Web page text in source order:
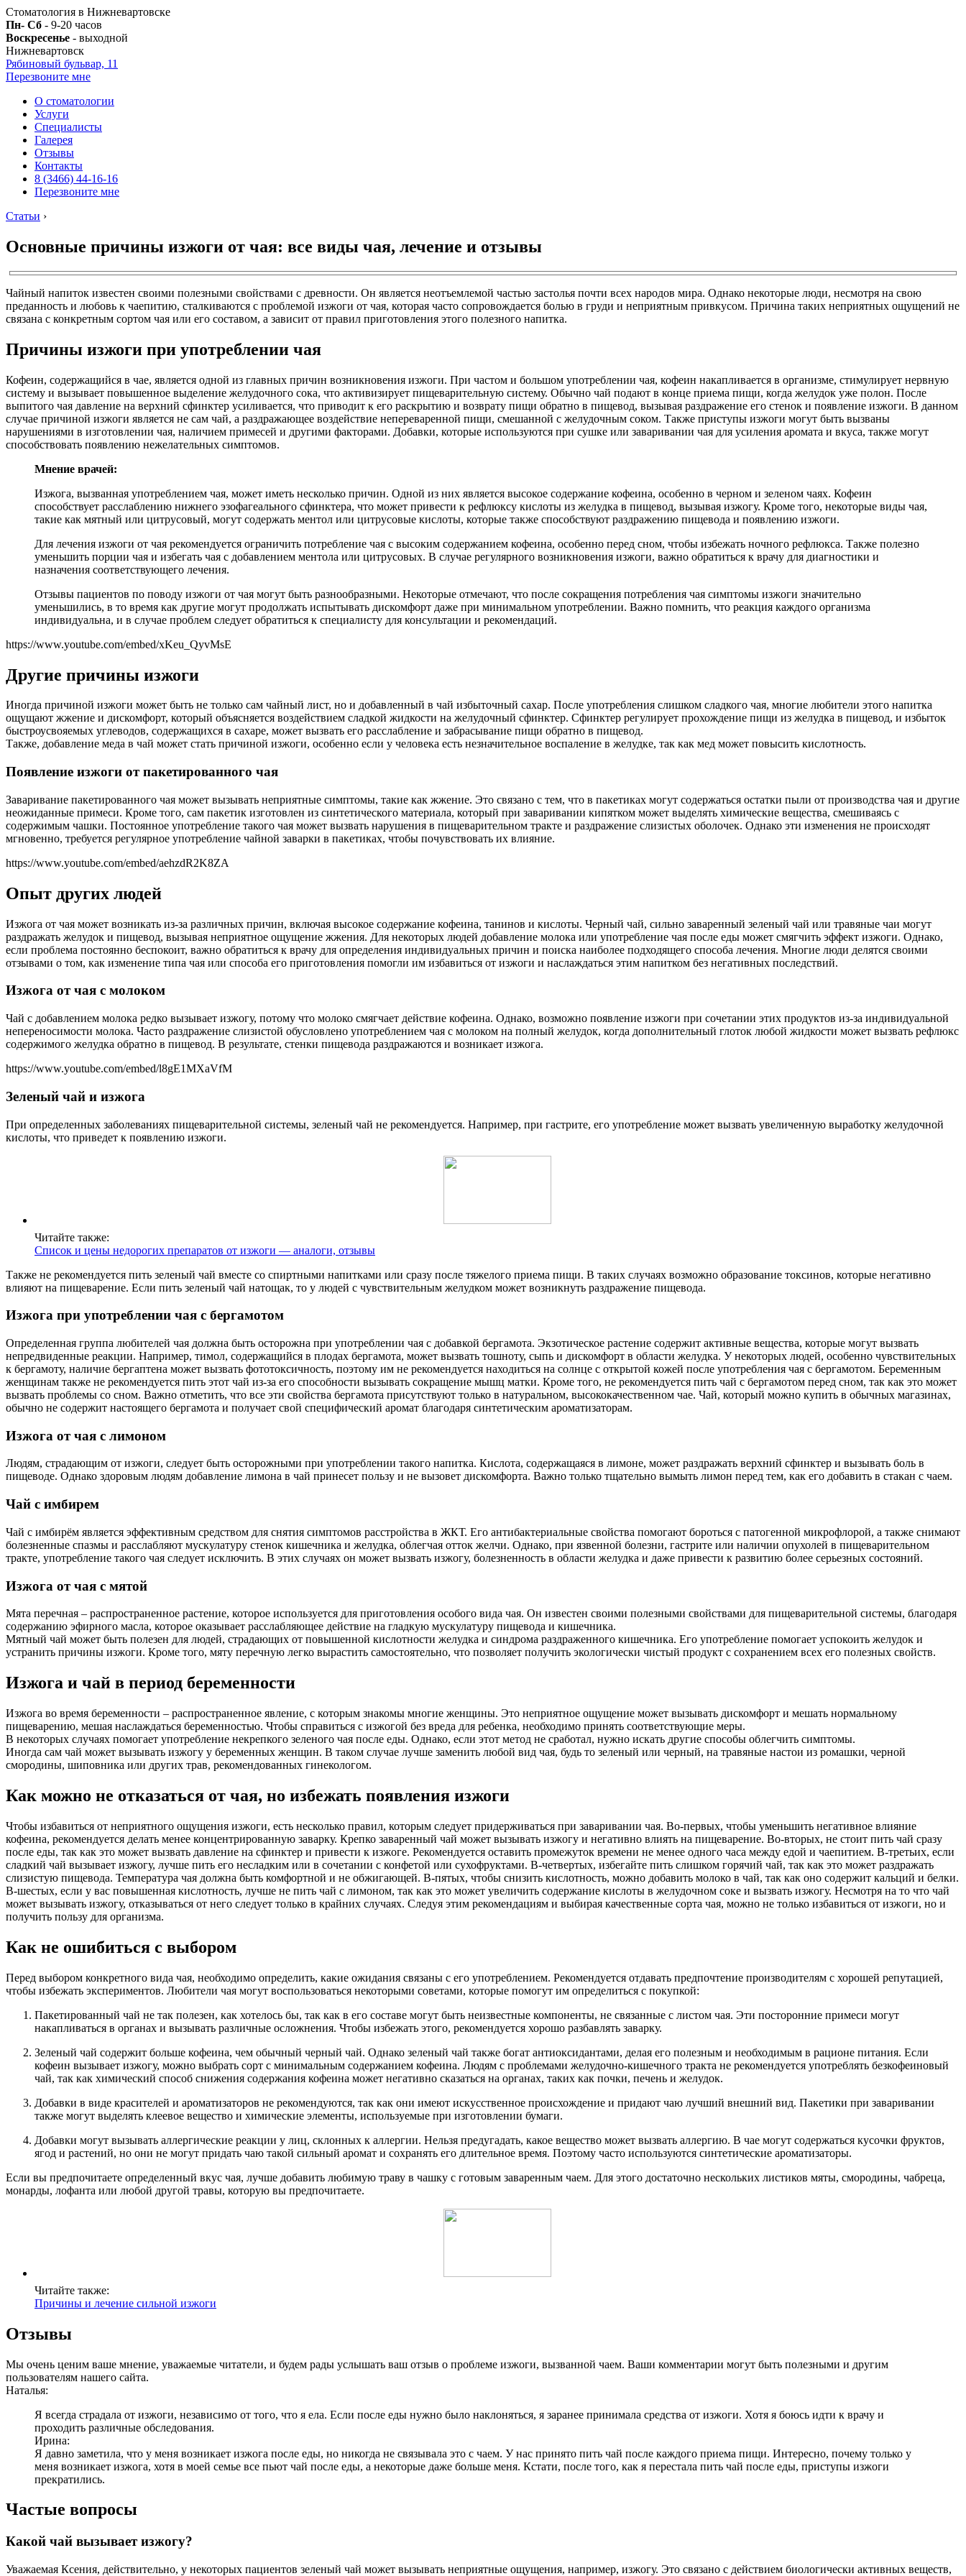
Стоматология в Нижневартовске
Пн- Сб - 9-20 часов
Воскресенье - выходной
Нижневартовск
Рябиновый бульвар, 11
Перезвоните мне
О стоматологии
Услуги
Специалисты
Галерея
Отзывы
Контакты
8 (3466) 44-16-16
Перезвоните мне
Статьи ›
Основные причины изжоги от чая: все виды чая, лечение и отзывы
Чайный напиток известен своими полезными свойствами с древности. Он является неотъемлемой частью застолья почти всех народов мира. Однако некоторые люди, несмотря на свою
преданность и любовь к чаепитию, сталкиваются с проблемой изжоги от чая, которая часто сопровождается болью в груди и неприятным привкусом. Причина таких неприятных ощущений не
связана с конкретным сортом чая или его составом, а зависит от правил приготовления этого полезного напитка.
Причины изжоги при употреблении чая
Кофеин, содержащийся в чае, является одной из главных причин возникновения изжоги. При частом и большом употреблении чая, кофеин накапливается в организме, стимулирует нервную
систему и вызывает повышенное выделение желудочного сока, что активизирует пищеварительную систему. Обычно чай подают в конце приема пищи, когда желудок уже полон. После
выпитого чая давление на верхний сфинктер усиливается, что приводит к его раскрытию и возврату пищи обратно в пищевод, вызывая раздражение его стенок и появление изжоги. В данном
случае причиной изжоги является не сам чай, а раздражающее воздействие непереваренной пищи, смешанной с желудочным соком. Также приступы изжоги могут быть вызваны
нарушениями в изготовлении чая, наличием примесей и другими факторами. Добавки, которые используются при сушке или заваривании чая для усиления аромата и вкуса, также могут
способствовать появлению нежелательных симптомов.
Мнение врачей:
Изжога, вызванная употреблением чая, может иметь несколько причин. Одной из них является высокое содержание кофеина, особенно в черном и зеленом чаях. Кофеин
способствует расслаблению нижнего эзофагеального сфинктера, что может привести к рефлюксу кислоты из желудка в пищевод, вызывая изжогу. Кроме того, некоторые виды чая,
такие как мятный или цитрусовый, могут содержать ментол или цитрусовые кислоты, которые также способствуют раздражению пищевода и появлению изжоги.
Для лечения изжоги от чая рекомендуется ограничить потребление чая с высоким содержанием кофеина, особенно перед сном, чтобы избежать ночного рефлюкса. Также полезно
уменьшить порции чая и избегать чая с добавлением ментола или цитрусовых. В случае регулярного возникновения изжоги, важно обратиться к врачу для диагностики и
назначения соответствующего лечения.
Отзывы пациентов по поводу изжоги от чая могут быть разнообразными. Некоторые отмечают, что после сокращения потребления чая симптомы изжоги значительно
уменьшились, в то время как другие могут продолжать испытывать дискомфорт даже при минимальном употреблении. Важно помнить, что реакция каждого организма
индивидуальна, и в случае проблем следует обратиться к специалисту для консультации и рекомендаций.
https://www.youtube.com/embed/xKeu_QyvMsE
Другие причины изжоги
Иногда причиной изжоги может быть не только сам чайный лист, но и добавленный в чай избыточный сахар. После употребления слишком сладкого чая, многие любители этого напитка
ощущают жжение и дискомфорт, который объясняется воздействием сладкой жидкости на желудочный сфинктер. Сфинктер регулирует прохождение пищи из желудка в пищевод, и избыток
быстроусвояемых углеводов, содержащихся в сахаре, может вызвать его расслабление и забрасывание пищи обратно в пищевод.
Также, добавление меда в чай может стать причиной изжоги, особенно если у человека есть незначительное воспаление в желудке, так как мед может повысить кислотность.
Появление изжоги от пакетированного чая
Заваривание пакетированного чая может вызывать неприятные симптомы, такие как жжение. Это связано с тем, что в пакетиках могут содержаться остатки пыли от производства чая и другие
неожиданные примеси. Кроме того, сам пакетик изготовлен из синтетического материала, который при заваривании кипятком может выделять химические вещества, смешиваясь с
содержимым чашки. Постоянное употребление такого чая может вызвать нарушения в пищеварительном тракте и раздражение слизистых оболочек. Однако эти изменения не происходят
мгновенно, требуется регулярное употребление чайной заварки в пакетиках, чтобы почувствовать их влияние.
https://www.youtube.com/embed/aehzdR2K8ZA
Опыт других людей
Изжога от чая может возникать из-за различных причин, включая высокое содержание кофеина, танинов и кислоты. Черный чай, сильно заваренный зеленый чай или травяные чаи могут
раздражать желудок и пищевод, вызывая неприятное ощущение жжения. Для некоторых людей добавление молока или употребление чая после еды может смягчить эффект изжоги. Однако,
если проблема постоянно беспокоит, важно обратиться к врачу для определения индивидуальных причин и поиска наиболее подходящего способа лечения. Многие люди делятся своими
отзывами о том, как изменение типа чая или способа его приготовления помогли им избавиться от изжоги и наслаждаться этим напитком без негативных последствий.
Изжога от чая с молоком
Чай с добавлением молока редко вызывает изжогу, потому что молоко смягчает действие кофеина. Однако, возможно появление изжоги при сочетании этих продуктов из-за индивидуальной
непереносимости молока. Часто раздражение слизистой обусловлено употреблением чая с молоком на полный желудок, когда дополнительный глоток любой жидкости может вызвать рефлюкс
содержимого желудка обратно в пищевод. В результате, стенки пищевода раздражаются и возникает изжога.
https://www.youtube.com/embed/l8gE1MXaVfM
Зеленый чай и изжога
При определенных заболеваниях пищеварительной системы, зеленый чай не рекомендуется. Например, при гастрите, его употребление может вызвать увеличенную выработку желудочной
кислоты, что приведет к появлению изжоги.
Читайте также:
Список и цены недорогих препаратов от изжоги — аналоги, отзывы
Также не рекомендуется пить зеленый чай вместе со спиртными напитками или сразу после тяжелого приема пищи. В таких случаях возможно образование токсинов, которые негативно
влияют на пищеварение. Если пить зеленый чай натощак, то у людей с чувствительным желудком может возникнуть раздражение пищевода.
Изжога при употреблении чая с бергамотом
Определенная группа любителей чая должна быть осторожна при употреблении чая с добавкой бергамота. Экзотическое растение содержит активные вещества, которые могут вызвать
непредвиденные реакции. Например, тимол, содержащийся в плодах бергамота, может вызвать тошноту, сыпь и дискомфорт в области желудка. У некоторых людей, особенно чувствительных
к бергамоту, наличие бергаптена может вызвать фототоксичность, поэтому им не рекомендуется находиться на солнце с открытой кожей после употребления чая с бергамотом. Беременным
женщинам также не рекомендуется пить этот чай из-за его способности вызывать сокращение мышц матки. Кроме того, не рекомендуется пить чай с бергамотом перед сном, так как это может
вызвать проблемы со сном. Важно отметить, что все эти свойства бергамота присутствуют только в натуральном, высококачественном чае. Чай, который можно купить в обычных магазинах,
обычно не содержит настоящего бергамота и получает свой специфический аромат благодаря синтетическим ароматизаторам.
Изжога от чая с лимоном
Людям, страдающим от изжоги, следует быть осторожными при употреблении такого напитка. Кислота, содержащаяся в лимоне, может раздражать верхний сфинктер и вызывать боль в
пищеводе. Однако здоровым людям добавление лимона в чай принесет пользу и не вызовет дискомфорта. Важно только тщательно вымыть лимон перед тем, как его добавить в стакан с чаем.
Чай с имбирем
Чай с имбирём является эффективным средством для снятия симптомов расстройства в ЖКТ. Его антибактериальные свойства помогают бороться с патогенной микрофлорой, а также снимают
болезненные спазмы и расслабляют мускулатуру стенок кишечника и желудка, облегчая отток желчи. Однако, при язвенной болезни, гастрите или наличии опухолей в пищеварительном
тракте, употребление такого чая следует исключить. В этих случаях он может вызвать изжогу, болезненность в области желудка и даже привести к развитию более серьезных состояний.
Изжога от чая с мятой
Мята перечная – распространенное растение, которое используется для приготовления особого вида чая. Он известен своими полезными свойствами для пищеварительной системы, благодаря
содержанию эфирного масла, которое оказывает расслабляющее действие на гладкую мускулатуру пищевода и кишечника.
Мятный чай может быть полезен для людей, страдающих от повышенной кислотности желудка и синдрома раздраженного кишечника. Его употребление помогает успокоить желудок и
устранить причины изжоги. Кроме того, мяту перечную легко вырастить самостоятельно, что позволяет получить экологически чистый продукт с сохранением всех его полезных свойств.
Изжога и чай в период беременности
Изжога во время беременности – распространенное явление, с которым знакомы многие женщины. Это неприятное ощущение может вызывать дискомфорт и мешать нормальному
пищеварению, мешая наслаждаться беременностью. Чтобы справиться с изжогой без вреда для ребенка, необходимо принять соответствующие меры.
В некоторых случаях помогает употребление некрепкого зеленого чая после еды. Однако, если этот метод не сработал, нужно искать другие способы облегчить симптомы.
Иногда сам чай может вызывать изжогу у беременных женщин. В таком случае лучше заменить любой вид чая, будь то зеленый или черный, на травяные настои из ромашки, черной
смородины, шиповника или других трав, рекомендованных гинекологом.
Как можно не отказаться от чая, но избежать появления изжоги
Чтобы избавиться от неприятного ощущения изжоги, есть несколько правил, которым следует придерживаться при заваривании чая. Во-первых, чтобы уменьшить негативное влияние
кофеина, рекомендуется делать менее концентрированную заварку. Крепко заваренный чай может вызывать изжогу и негативно влиять на пищеварение. Во-вторых, не стоит пить чай сразу
после еды, так как это может вызвать давление на сфинктер и привести к изжоге. Рекомендуется оставить промежуток времени не менее одного часа между едой и чаепитием. В-третьих, если
сладкий чай вызывает изжогу, лучше пить его несладким или в сочетании с конфетой или сухофруктами. В-четвертых, избегайте пить слишком горячий чай, так как это может раздражать
слизистую пищевода. Температура чая должна быть комфортной и не обжигающей. В-пятых, чтобы снизить кислотность, можно добавить молоко в чай, так как оно содержит кальций и белки.
В-шестых, если у вас повышенная кислотность, лучше не пить чай с лимоном, так как это может увеличить содержание кислоты в желудочном соке и вызвать изжогу. Несмотря на то что чай
может вызывать изжогу, отказываться от него следует только в крайних случаях. Следуя этим рекомендациям и выбирая качественные сорта чая, можно не только избавиться от изжоги, но и
получить пользу для организма.
Как не ошибиться с выбором
Перед выбором конкретного вида чая, необходимо определить, какие ожидания связаны с его употреблением. Рекомендуется отдавать предпочтение производителям с хорошей репутацией,
чтобы избежать экспериментов. Любители чая могут воспользоваться некоторыми советами, которые помогут им определиться с покупкой:
Пакетированный чай не так полезен, как хотелось бы, так как в его составе могут быть неизвестные компоненты, не связанные с листом чая. Эти посторонние примеси могут
накапливаться в органах и вызывать различные осложнения. Чтобы избежать этого, рекомендуется хорошо разбавлять заварку.
Зеленый чай содержит больше кофеина, чем обычный черный чай. Однако зеленый чай также богат антиоксидантами, делая его полезным и необходимым в рационе питания. Если
кофеин вызывает изжогу, можно выбрать сорт с минимальным содержанием кофеина. Людям с проблемами желудочно-кишечного тракта не рекомендуется употреблять безкофеиновый
чай, так как химический способ снижения содержания кофеина может негативно сказаться на органах, таких как почки, печень и желудок.
Добавки в виде красителей и ароматизаторов не рекомендуются, так как они имеют искусственное происхождение и придают чаю лучший внешний вид. Пакетики при заваривании
также могут выделять клеевое вещество и химические элементы, используемые при изготовлении бумаги.
Добавки могут вызывать аллергические реакции у лиц, склонных к аллергии. Нельзя предугадать, какое вещество может вызвать аллергию. В чае могут содержаться кусочки фруктов,
ягод и растений, но они не могут придать чаю такой сильный аромат и сохранять его длительное время. Поэтому часто используются синтетические ароматизаторы.
Если вы предпочитаете определенный вкус чая, лучше добавить любимую траву в чашку с готовым заваренным чаем. Для этого достаточно нескольких листиков мяты, смородины, чабреца,
монарды, лофанта или любой другой травы, которую вы предпочитаете.
Читайте также:
Причины и лечение сильной изжоги
Отзывы
Мы очень ценим ваше мнение, уважаемые читатели, и будем рады услышать ваш отзыв о проблеме изжоги, вызванной чаем. Ваши комментарии могут быть полезными и другим
пользователям нашего сайта.
Наталья:
Я всегда страдала от изжоги, независимо от того, что я ела. Если после еды нужно было наклоняться, я заранее принимала средства от изжоги. Хотя я боюсь идти к врачу и
проходить различные обследования.
Ирина:
Я давно заметила, что у меня возникает изжога после еды, но никогда не связывала это с чаем. У нас принято пить чай после каждого приема пищи. Интересно, почему только у
меня возникает изжога, хотя в моей семье все пьют чай после еды, а некоторые даже больше меня. Кстати, после того, как я перестала пить чай после еды, приступы изжоги
прекратились.
Частые вопросы
Какой чай вызывает изжогу?
Уважаемая Ксения, действительно, у некоторых пациентов зеленый чай может вызывать неприятные ощущения, например, изжогу. Это связано с действием биологически активных веществ,